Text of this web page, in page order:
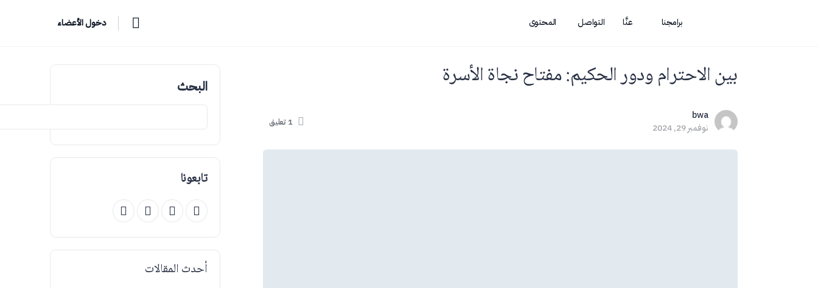
برامجنا عنَّا التواصل المحتوى دخول الأعضاء
بين الاحترام ودور الحكيم: مفتاح نجاة الأسرة
bwa
نوفمبر 29, 2024
1 تعليق
البحث
تابعونا
أحدث المقالات